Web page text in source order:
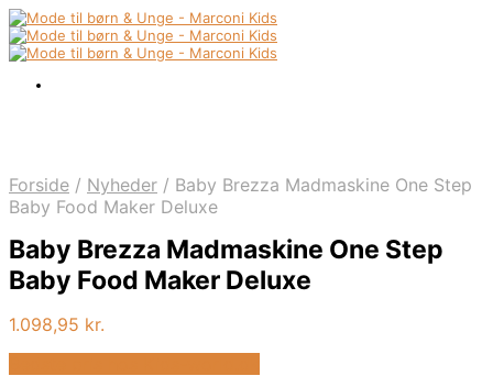
Forside / Nyheder / Baby Brezza Madmaskine One Step
Baby Food Maker Deluxe
Baby Brezza Madmaskine One Step
Baby Food Maker Deluxe
1.098,95 kr.